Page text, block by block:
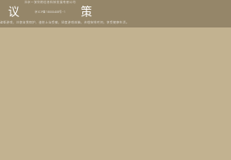
议 策
北京一波剑雨信息科技发展有限公司
京ICP备18000408号-1
盗版游戏，注意自我保护，谨防上当受骗，适度游戏益脑，合理安排时间，享受健康生活。